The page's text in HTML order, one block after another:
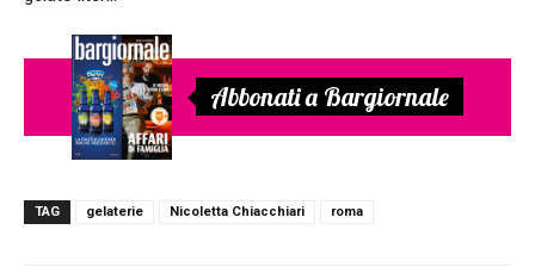
Abbonati a Bargiornale
TAG gelaterie Nicoletta Chiacchiari roma